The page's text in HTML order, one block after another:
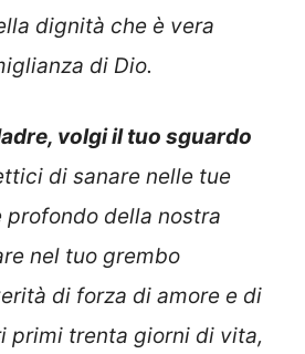
dignità che è vera
di Dio.
volgi il tuo sguardo
di sanare nelle tue
della nostra
nel tuo grembo
di forza di amore e di
primi trenta giorni di vita,